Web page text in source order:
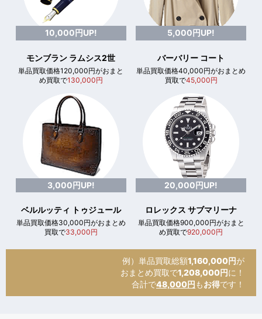
10,000円UP!
モンブラン ラムシス2世
単品買取価格120,000円がおまと
め買取で130,000円
5,000円UP!
バーバリー コート
単品買取価格40,000円がおまとめ
買取で45,000円
3,000円UP!
ベルルッティ トゥジュール
単品買取価格30,000円がおまとめ
買取で33,000円
20,000円UP!
ロレックス サブマリーナ
単品買取価格900,000円がおまと
め買取で920,000円
例）単品買取総額1,160,000円が
おまとめ買取で1,208,000円に！
合計で48,000円 もお得です！